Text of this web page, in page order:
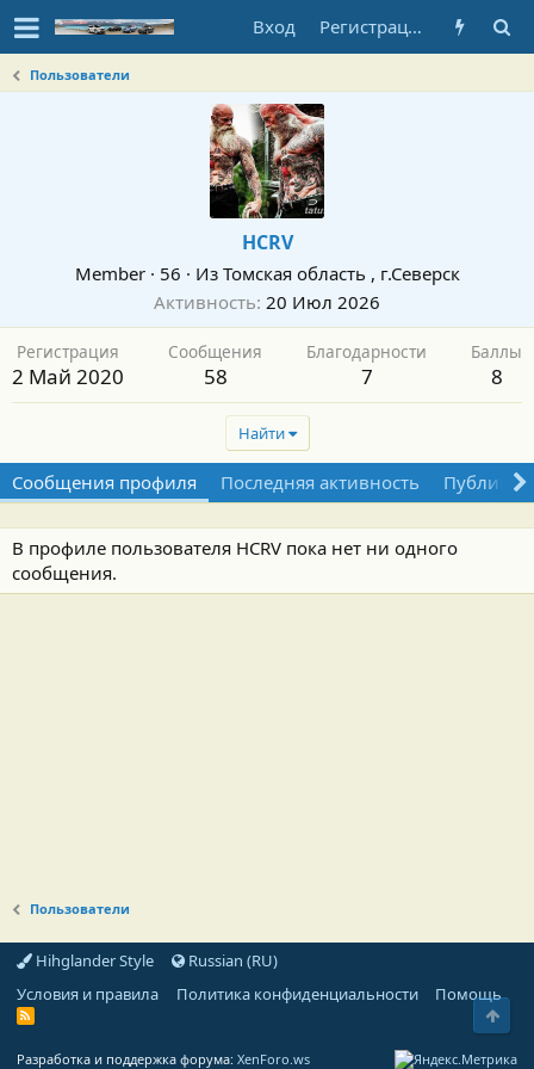
Вход Регистрация
Пользователи
HCRV
Member · 56 · Из Томская область , г.Северск
Активность 20 Июл 2026
Регистрация
2 Май 2020
Сообщения
58
Благодарности
7
Баллы
8
Найти
Сообщения профиля Последняя активность
В профиле пользователя HCRV пока нет ни одного
сообщения.
Пользователи
Hihglander Style
Russian (RU)
Условия и правила
Политика конфиденциальности Помощь
R
Разработка и поддержка форума: XenForo.ws